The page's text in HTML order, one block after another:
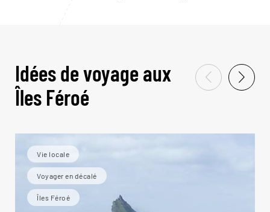
Idées de voyage aux
Îles Féroé
Vie locale
Voyager en décalé
Îles Féroé